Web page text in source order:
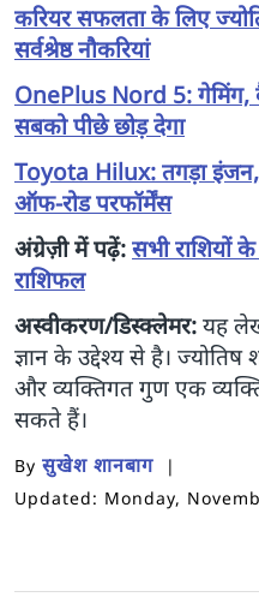
करियर सफलता के लिए
सर्वश्रेष्ठ नौकरियां
OnePlus Nord 5: गेमिंग,
सबको पीछे छोड़ देगा
Toyota Hilux: तगड़ा इंजन,
ऑफ-रोड परफॉर्मेंस
अंग्रेज़ी में पढ़ें:सभी राशियों
राशिफल
अस्वीकरण/डिस्क्लेमर:यह
ज्ञान के उद्देश्य से है। ज्योतिष
और व्यक्तिगत गुण एक
सकते हैं।
By सुखेश शानबाग
Updated: Monday,